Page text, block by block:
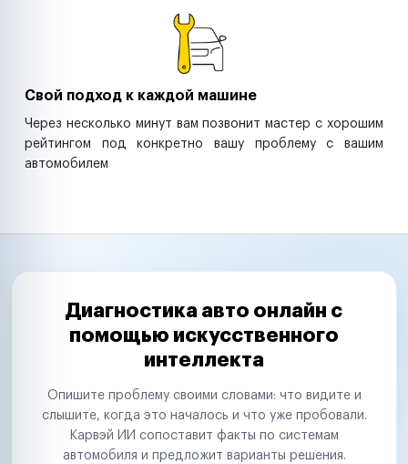
Свой подход к каждой машине
Через несколько минут вам позвонит мастер с хорошим
рейтингом под конкретно вашу проблему с вашим
автомобилем
Диагностика авто онлайн с
помощью искусственного
интеллекта
Опишите проблему своими словами: что видите и
слышите, когда это началось и что уже пробовали.
Карвэй ИИ сопоставит факты по системам
автомобиля и предложит варианты решения.